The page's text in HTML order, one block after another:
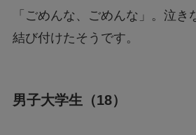
「ごめんな、ごめんな」。泣き
結び付けたそうです。
男子大学生（18）